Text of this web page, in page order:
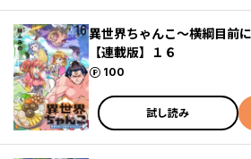
異世界ちゃんこ～横綱目前
【連載版】１６
100
ポイント
試し読み